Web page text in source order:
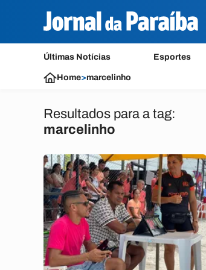
Últimas Notícias Esportes
Home>marcelinho
Resultados para a tag:
marcelinho